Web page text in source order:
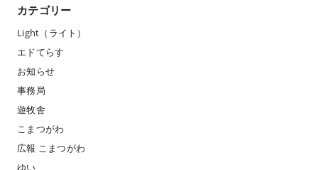
カテゴリー
Light（ライト）
エドてらす
お知らせ
事務局
遊牧舎
こまつがわ
広報 こまつがわ